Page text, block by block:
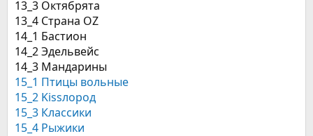
13_3 Октябрята
13_4 Страна OZ
14_1 Бастион
14_2 Эдельвейс
14_3 Мандарины
15_1 Птицы вольные
15_2 Kissлород
15_3 Классики
15_4 Рыжики